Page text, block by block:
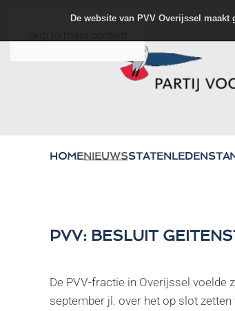
De website van PVV Overijssel
HOMENIEUWSSTATENLEDEN
PVV: BESLUIT
De PVV-fractie in Overijssel voelde
september jl. over het op slot